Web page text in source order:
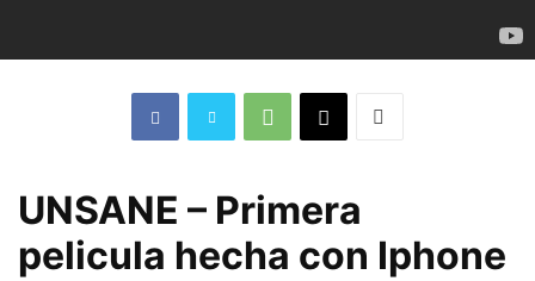
UNSANE – Primera
pelicula hecha con Iphone